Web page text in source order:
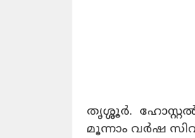
തൃശ്ശൂർ. ഹോസ്റ്റൽ
മൂന്നാം വർഷ